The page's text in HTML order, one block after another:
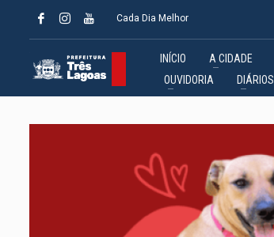
Cada Dia Melhor
INÍCIO A CIDADE
OUVIDORIA
DIÁRIOS